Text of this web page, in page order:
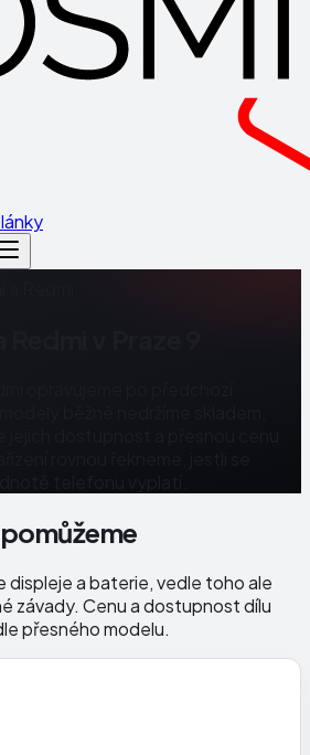
displeje a baterie, vedle toho ale
závady. Cenu a dostupnost dílu
přesného modelu.